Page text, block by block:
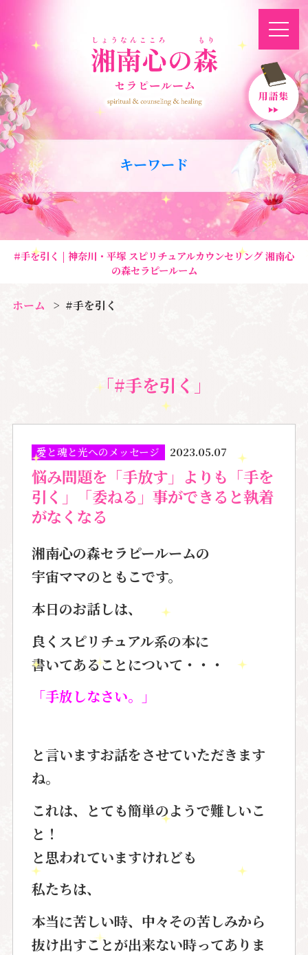
キーワード
#手を引く | 神奈川・平塚 スピリチュアルカウンセリング 湘南心
の森セラピールーム
ホーム #手を引く
「#手を引く」
愛と魂と光へのメッセージ 2023.05.07
悩み問題を「手放す」よりも「手を
引く」「委ねる」事ができると執着
がなくなる
湘南心の森セラピールームの
宇宙ママのともこです。
本日のお話しは、
良くスピリチュアル系の本に
書いてあることについて・・・
「手放しなさい。」
と言いますお話をさせていただきます
ね。
これは、とても簡単のようで難しいこ
と！
と思われていますけれども
私たちは、
本当に苦しい時、中々その苦しみから
抜け出すことが出来ない時ってありま